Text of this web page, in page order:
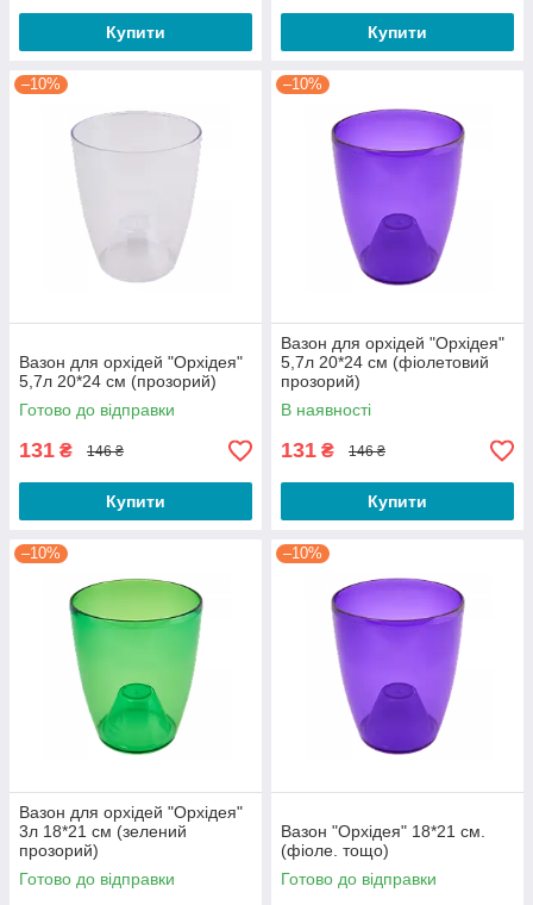
Купити Купити
–10%
Вазон для орхідей "Орхідея"
5,7л 20*24 см (прозорий)
Готово до відправки
131 ₴ 146 ₴
Купити
–10%
Вазон для орхідей "Орхідея"
5,7л 20*24 см (фіолетовий
прозорий)
В наявності
131 ₴ 146 ₴
Купити
–10%
Вазон для орхідей "Орхідея"
3л 18*21 см (зелений
прозорий)
Готово до відправки
–10%
Вазон "Орхідея" 18*21 см.
(фіоле. тощо)
Готово до відправки